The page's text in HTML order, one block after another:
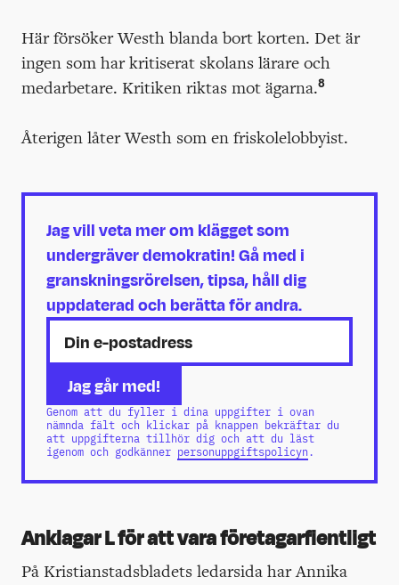
Här försöker Westh blanda bort korten. Det är
ingen som har kritiserat skolans lärare och
medarbetare. Kritiken riktas mot ägarna.8
Återigen låter Westh som en friskolelobbyist.
Jag vill veta mer om klägget som
undergräver demokratin! Gå med i
granskningsrörelsen, tipsa, håll dig
uppdaterad och berätta för andra.
Genom att du fyller i dina uppgifter i ovan
nämnda fält och klickar på knappen bekräftar du
att uppgifterna tillhör dig och att du läst
igenom och godkänner personuppgiftspolicyn.
Anklagar L för att vara företagarfientligt
På Kristianstadsbladets ledarsida har Annika